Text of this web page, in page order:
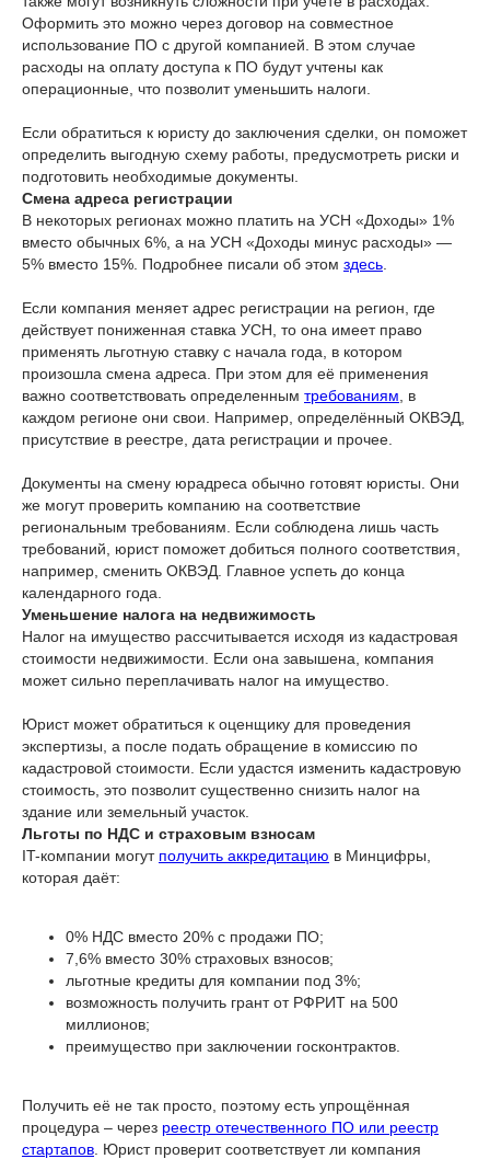
Оформить это можно через договор на совместное
использование ПО с другой компанией. В этом случае
расходы на оплату доступа к ПО будут учтены как
операционные, что позволит уменьшить налоги.
Если обратиться к юристу до заключения сделки, он поможет
определить выгодную схему работы, предусмотреть риски и
подготовить необходимые документы.
Смена адреса регистрации
В некоторых регионах можно платить на УСН «Доходы» 1%
вместо обычных 6%, а на УСН «Доходы минус расходы» —
5% вместо 15%. Подробнее писали об этом здесь
Если компания меняет адрес регистрации на регион, где
действует пониженная ставка УСН, то она имеет право
применять льготную ставку с начала года, в котором
произошла смена адреса. При этом для её применения
важно соответствовать определенным требованиям , в
каждом регионе они свои. Например, определённый ОКВЭД,
присутствие в реестре, дата регистрации и прочее.
Документы на смену юрадреса обычно готовят юристы. Они
же могут проверить компанию на соответствие
региональным требованиям. Если соблюдена лишь часть
требований, юрист поможет добиться полного соответствия,
например, сменить ОКВЭД. Главное успеть до конца
календарного года.
Уменьшение налога на недвижимость
Налог на имущество рассчитывается исходя из кадастровая
стоимости недвижимости. Если она завышена, компания
может сильно переплачивать налог на имущество.
Юрист может обратиться к оценщику для проведения
экспертизы, а после подать обращение в комиссию по
кадастровой стоимости. Если удастся изменить кадастровую
стоимость, это позволит существенно снизить налог на
здание или земельный участок.
Льготы по НДС и страховым взносам
IT-компании могут получить аккредитацию в Минцифры,
которая даёт:
0% НДС вместо 20% с продажи ПО;
7,6% вместо 30% страховых взносов;
льготные кредиты для компании под 3%;
возможность получить грант от РФРИТ на 500
миллионов;
преимущество при заключении госконтрактов.
Получить её не так просто, поэтому есть упрощённая
процедура – через реестр отечественного ПО или реестр
стартапов . Юрист проверит соответствует ли компания